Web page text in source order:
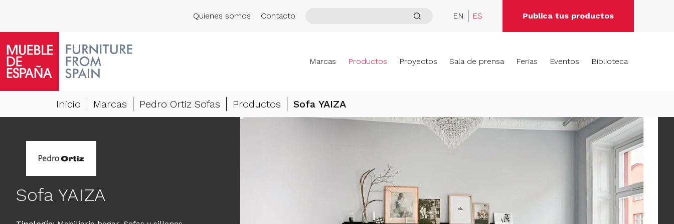
Quienes somos Contacto EN ES Publica tus productos
Marcas Productos Proyectos Sala de prensa Ferias Eventos Biblioteca
Inicio Marcas Pedro Ortiz Sofas Productos Sofa YAIZA
Sofa YAIZA